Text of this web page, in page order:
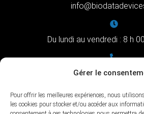
Gérer le
Pour offrir les meilleures expériences, nous
les cookies pour stocker et/ou accéder aux
Du lundi au vendredi : 8 h
+34 983 704 402
C/ Pilar Miró, 1 - 47008